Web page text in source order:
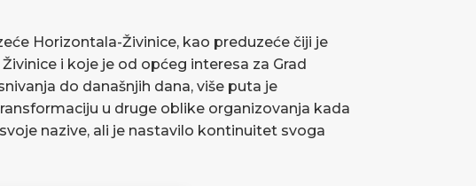
Horizontala-Živinice, kao preduzeće čiji je
i koje je od općeg interesa za Grad
do današnjih dana, više puta je
u druge oblike organizovanja kada
nazive, ali je nastavilo kontinuitet svoga